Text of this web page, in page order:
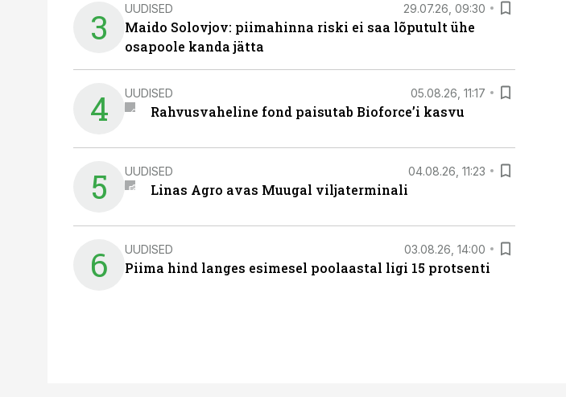
3 UUDISED 29.07.26, 09:30
Maido Solovjov: piimahinna riski ei saa lõputult ühe
osapoole kanda jätta
4 UUDISED 05.08.26, 11:17
Rahvusvaheline fond paisutab Bioforce’i kasvu
5 UUDISED 04.08.26, 11:23
Linas Agro avas Muugal viljaterminali
6 UUDISED 03.08.26, 14:00
Piima hind langes esimesel poolaastal ligi 15 protsenti